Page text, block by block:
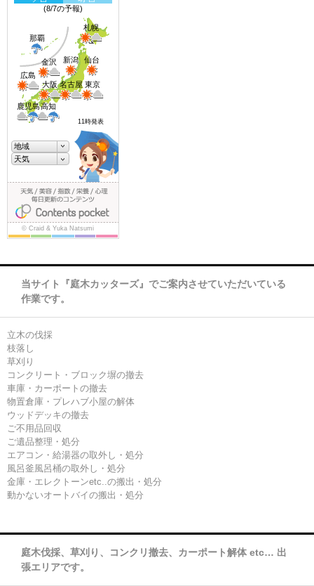
当サイト『庭木カッターズ』でご案内させていただいている
作業です。
立木の伐採
枝落し
草刈り
コンクリート・ブロック塀の撤去
車庫・カーポートの撤去
物置倉庫・プレハブ小屋の解体
ウッドデッキの撤去
ご不用品回収
ご遺品整理・処分
エアコン・給湯器の取外し・処分
風呂釜風呂桶の取外し・処分
金庫・エレクトーンetc..の搬出・処分
動かないオートバイの搬出・処分
庭木伐採、草刈り、コンクリ撤去、カーポート解体 etc… 出
張エリアです。